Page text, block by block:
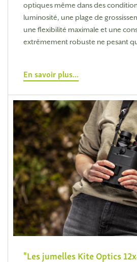
optiques même dans des
luminosité, une plage de
une flexibilité maximale et une
extrêmement robuste ne pesant
En savoir plus...
Les jumelles Kite Optics